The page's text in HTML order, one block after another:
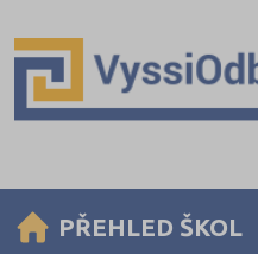
PŘEHLED ŠKOL